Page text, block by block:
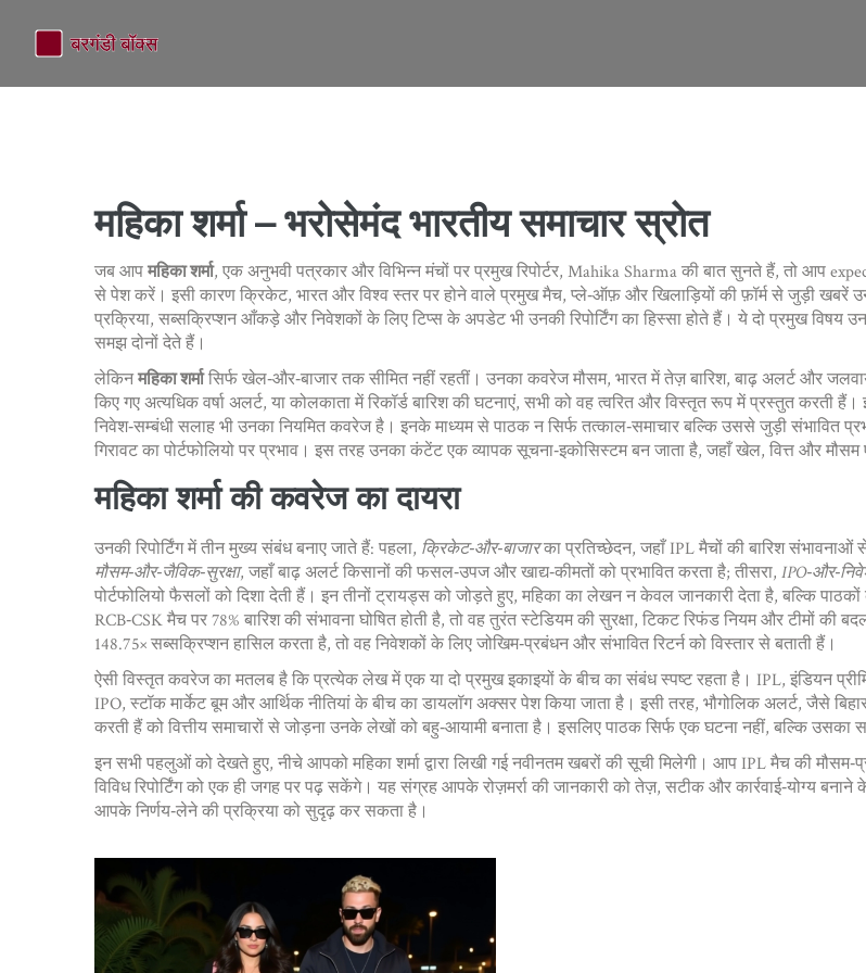
महिका शर्मा – भरोसेमंद भारतीय समाचार स्रोत
जब आपमहिका शर्मा, एक अनुभवी पत्रकार और विभिन्न मंचों पर प्रमुख रिपोर्टर, Mahika Sharmaकी बात सुनते हैं, तो आप
से पेश करें। इसी कारणक्रिकेट, भारत और विश्व स्तर पर होने वाले प्रमुख मैच, प्ले‑ऑफ़ और खिलाड़ियों की फ़ॉर्मसे जुड़ी खबरें
प्रक्रिया, सब्सक्रिप्शन आँकड़े और निवेशकों के लिए टिप्सके अपडेट भी उनकी रिपोर्टिंग का हिस्सा होते हैं। ये दो प्रमुख
समझ दोनों देते हैं।
लेकिनमहिका शर्मासिर्फ खेल‑और‑बाजार तक सीमित नहीं रहतीं। उनका कवरेजमौसम, भारत में तेज़ बारिश, बाढ़ अलर्ट और
किए गए अत्यधिक वर्षा अलर्ट, या कोलकाता में रिकॉर्ड बारिश की घटनाएं, सभी को वह त्वरित और विस्तृत रूप में प्रस्तुत करती हैं।
निवेश‑सम्बंधी सलाहभी उनका नियमित कवरेज है। इनके माध्यम से पाठक न सिर्फ तत्काल‑समाचार बल्कि उससे जुड़ी संभावित
गिरावट का पोर्टफोलियो पर प्रभाव। इस तरह उनका कंटेंट एक व्यापक सूचना‑इकोसिस्टम बन जाता है, जहाँ खेल, वित्त और
महिका शर्मा की कवरेज का दायरा
उनकी रिपोर्टिंग में तीन मुख्य संबंध बनाए जाते हैं: पहला, क्रिकेट‑और‑बाजारका प्रतिच्छेदन, जहाँ IPL मैचों की बारिश
मौसम‑और‑जैविक‑सुरक्षा, जहाँ बाढ़ अलर्ट किसानों की फसल‑उपज और खाद्य‑कीमतों को प्रभावित करता है; तीसरा,
पोर्टफोलियो फैसलों को दिशा देती हैं। इन तीनों ट्रायड्स को जोड़ते हुए, महिका का लेखन न केवल जानकारी देता है, बल्कि पाठकों
RCB‑CSK मैच पर 78% बारिश की संभावना घोषित होती है, तो वह तुरंत स्टेडियम की सुरक्षा, टिकट रिफंड नियम और टीमों की
148.75× सब्सक्रिप्शन हासिल करता है, तो वह निवेशकों के लिए जोखिम‑प्रबंधन और संभावित रिटर्न को विस्तार से बताती हैं।
ऐसी विस्तृत कवरेज का मतलब है कि प्रत्येक लेख में एक या दो प्रमुख इकाइयों के बीच का संबंध स्पष्ट रहता है। IPL, इंडियन
IPO, स्टॉक मार्केट बूम और आर्थिक नीतियांके बीच का डायलॉग अक्सर पेश किया जाता है। इसी तरह, भौगोलिक अलर्ट, जैसे
करती हैंको वित्तीय समाचारों से जोड़ना उनके लेखों को बहु‑आयामी बनाता है। इसलिए पाठक सिर्फ एक घटना नहीं, बल्कि उसका
इन सभी पहलुओं को देखते हुए, नीचे आपको महिका शर्मा द्वारा लिखी गई नवीनतम खबरों की सूची मिलेगी। आप IPL मैच की
विविध रिपोर्टिंग को एक ही जगह पर पढ़ सकेंगे। यह संग्रह आपके रोज़मर्रा की जानकारी को तेज़, सटीक और कार्रवाई‑योग्य
आपके निर्णय‑लेने की प्रक्रिया को सुदृढ़ कर सकता है।